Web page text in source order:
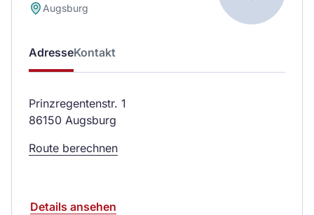
Augsburg
AdresseKontakt
Prinzregentenstr. 1
86150 Augsburg
Route berechnen
Details ansehen